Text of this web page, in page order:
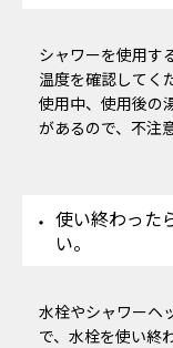
シャワーを使用す
温度を確認してく
使用中、使用後の
があるので、不注
使い終わった
い。
水栓やシャワーヘ
で、水栓を使い終